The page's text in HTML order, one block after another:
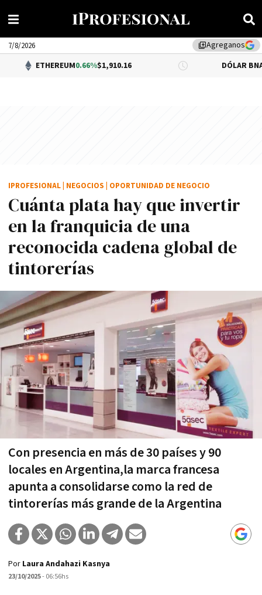
library_addAgreganos
7/8/2026
0.66%$1,910.16 DÓLAR BNA 0.34%
Cuánta plata hay que invertir
en la franquicia de una
reconocida cadena global de
tintorerías
Con presencia en más de 30 países y 90
locales en Argentina,la marca francesa
apunta a consolidarse como la red de
tintorerías más grande de la Argentina
IPROFESIONAL NEGOCIOS OPORTUNIDAD DE NEGOCIO
Por Laura Andahazi Kasnya
23/10/2025- 06:56hs